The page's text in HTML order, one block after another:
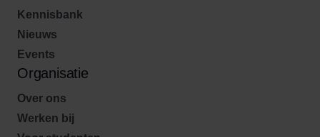
Kennisbank
Nieuws
Events
Organisatie
Over ons
Werken bij